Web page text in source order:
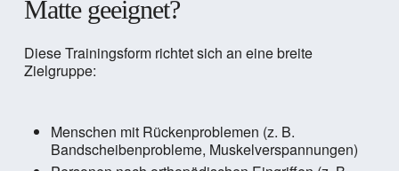
Matte geeignet?
Diese Trainingsform richtet sich an eine breite
Zielgruppe:
Menschen mit Rückenproblemen (z. B.
Bandscheibenprobleme, Muskelverspannungen)